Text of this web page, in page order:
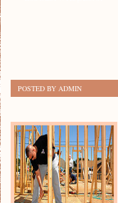
POSTED BY ADMIN